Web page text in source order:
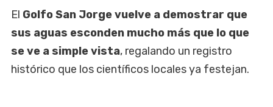
El Golfo San Jorge vuelve a demostrar que
sus aguas esconden mucho más que lo que
se ve a simple vista, regalando un registro
histórico que los científicos locales ya festejan.